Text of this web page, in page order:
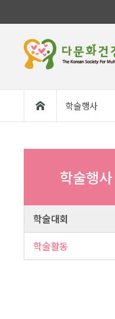
학술행사
학술행사
학술대회
학술활동